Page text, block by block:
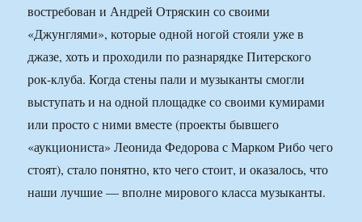
востребован и Андрей Отряскин со своими
«Джунглями», которые одной ногой стояли уже в
джазе, хоть и проходили по разнарядке Питерского
рок-клуба. Когда стены пали и музыканты смогли
выступать и на одной площадке со своими кумирами
или просто с ними вместе (проекты бывшего
«аукциониста» Леонида Федорова с Марком Рибо чего
стоят), стало понятно, кто чего стоит, и оказалось, что
наши лучшие — вполне мирового класса музыканты.